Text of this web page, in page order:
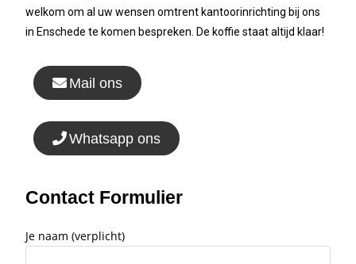
welkom om al uw wensen omtrent kantoorinrichting bij ons
in Enschede te komen bespreken. De koffie staat altijd klaar!
Mail ons
Whatsapp ons
Contact Formulier
Je naam (verplicht)